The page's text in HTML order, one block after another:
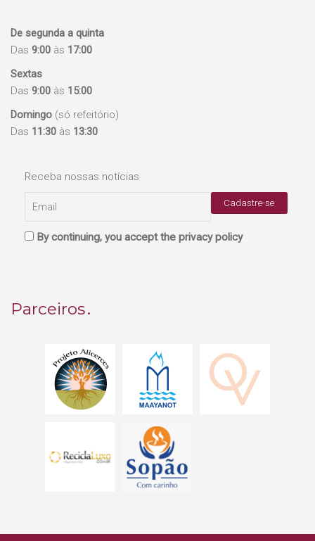
De segunda a quinta
Das 9:00 às 17:00
Sextas
Das 9:00 às 15:00
Domingo (só refeitório)
Das 11:30 às 13:30
Receba nossas notícias
By continuing, you accept the privacy policy
Parceiros